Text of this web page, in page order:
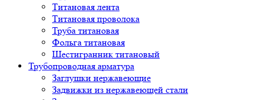
Титановая лента
Титановая проволока
Труба титановая
Фольга титановая
Шестигранник титановый
Трубопроводная арматура
Заглушки нержавеющие
Задвижки из нержавеющей стали